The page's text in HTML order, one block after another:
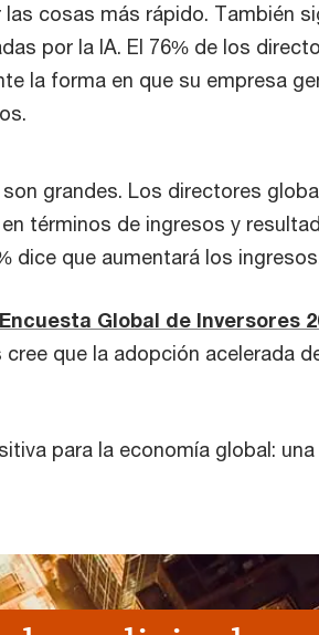
cosas más rápido. También
por la IA. El 76% de los
la forma en que su empresa
grandes. Los directores
términos de ingresos y
dice que aumentará los
Global de Inversores
que la adopción acelerada
para la economía global: